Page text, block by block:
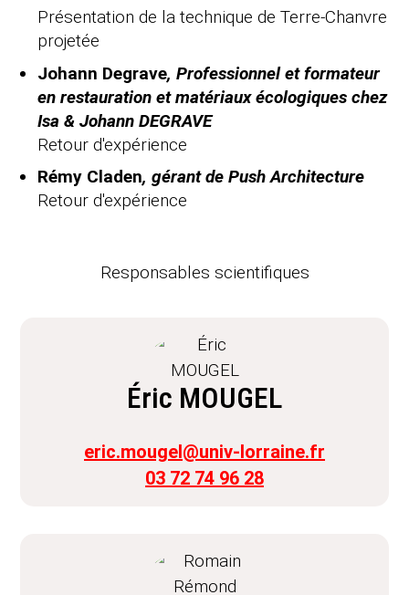
Présentation de la technique de Terre-Chanvre
projetée
Johann Degrave, Professionnel et formateur
en restauration et matériaux écologiques chez
Isa & Johann DEGRAVE
Retour d'expérience
Rémy Claden, gérant de Push Architecture
Retour d'expérience
Responsables scientifiques
Éric MOUGEL
eric.mougel@univ-lorraine.fr
03 72 74 96 28